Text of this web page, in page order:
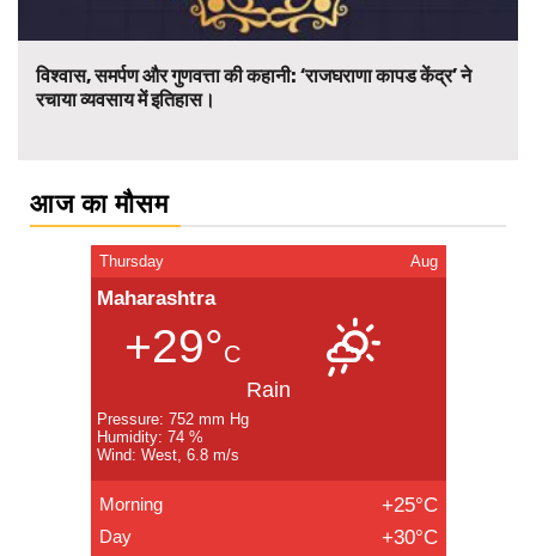
विश्वास, समर्पण और गुणवत्ता की कहानी: ‘राजघराणा कापड केंद्र’ ने
रचाया व्यवसाय में इतिहास।
आज का मौसम
Thursday Aug
Maharashtra
+29°C
Rain
Pressure: 752 mm Hg
Humidity: 74 %
Wind: West, 6.8 m/s
Morning +25°C
Day +30°C